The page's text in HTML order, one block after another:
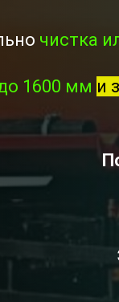
чистка
1600 мм и